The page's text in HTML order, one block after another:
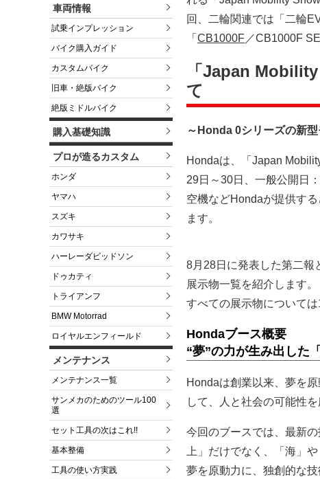
車両情報
試乗インプレッション
バイク購入ガイド
カスタムバイク
旧車・絶版バイク
絶版ミドルバイク
購入基礎知識
プロが造るカスタム
ホンダ
ヤマハ
スズキ
カワサキ
ハーレーダビッドソン
ドゥカティ
トライアンフ
BMW Motorrad
ロイヤルエンフィールド
メンテナンス
メンテナンス一覧
サンメカのためのツール100
選
セット工具の次はこれ!!
基本整備
工具の使い方実践
回、二輪関連では「二輪
「 CB1000F ／CB1000F
「Japan
て
～Honda 0シリーズの新
Hondaは、「Japan
29日～30日、一般公開日
空機などHondaが提供す
ます。
8月28日に発表した第二報
展示物一覧を紹介します。
すべての展示物について
Hondaブース概要
“夢”の力が生み出した
Hondaは創業以来、夢を
して、人と社会の可能性
今回のブースでは、最新
上」だけでなく、「海」
夢を原動力に、独創的な